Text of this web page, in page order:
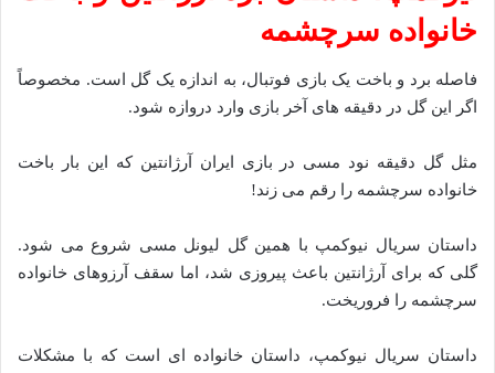
خانواده سرچشمه
فاصله برد و باخت یک بازی فوتبال، به اندازه یک گل است. مخصوصاً
اگر این گل در دقیقه های آخر بازی وارد دروازه شود.
مثل گل دقیقه نود مسی در بازی ایران آرژانتین که این بار باخت
خانواده سرچشمه را رقم می زند!
داستان سریال نیوکمپ با همین گل لیونل مسی شروع می شود.
گلی که برای آرژانتین باعث پیروزی شد، اما سقف آرزوهای خانواده
سرچشمه را فروریخت.
داستان سریال نیوکمپ، داستان خانواده ای است که با مشکلات